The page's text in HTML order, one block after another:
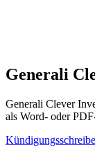
Generali
Generali Clever
als Word- oder